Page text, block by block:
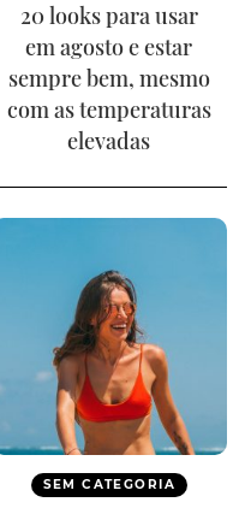
20 looks para usar
em agosto e estar
sempre bem, mesmo
com as temperaturas
elevadas
SEM CATEGORIA